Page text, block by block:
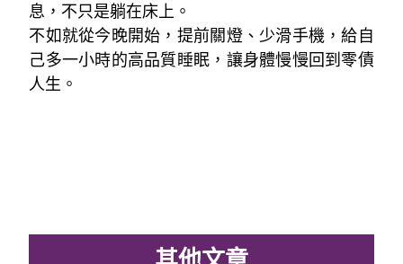
息，不只是躺在床上。
不如就從今晚開始，提前關燈、少滑手機，給自
己多一小時的高品質睡眠，讓身體慢慢回到零債
人生。